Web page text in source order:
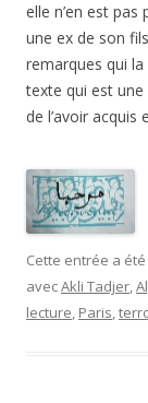
elle n’en est pas
une ex de son
remarques qui
texte qui est
de l’avoir
Cette entrée a
avecAkli Tadjer,
lecture, Paris,